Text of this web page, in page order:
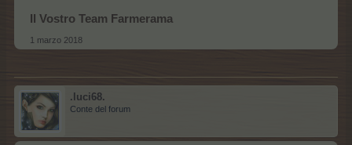
Il Vostro Team Farmerama
1 marzo 2018
.luci68.
Conte del forum